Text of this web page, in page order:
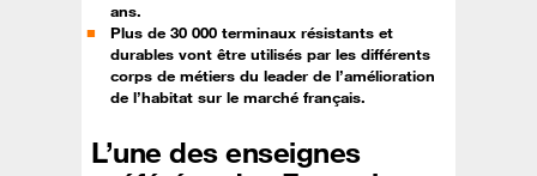
ans.
Plus de 30 000 terminaux résistants et
durables vont être utilisés par les différents
corps de métiers du leader de l’amélioration
de l’habitat sur le marché français.
L’une des enseignes